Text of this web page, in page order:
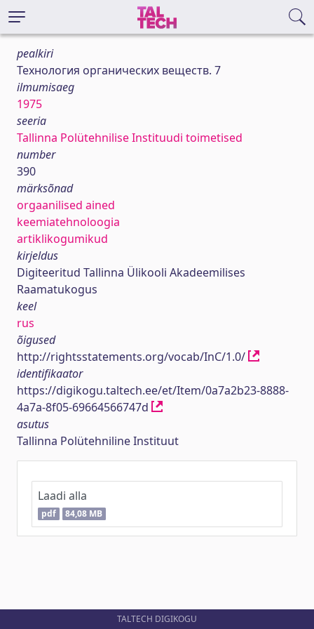
pealkiri
Технология органических веществ. 7
ilmumisaeg
1975
seeria
Tallinna Polütehnilise Instituudi toimetised
number
390
märksõnad
orgaanilised ained
keemiatehnoloogia
artiklikogumikud
kirjeldus
Digiteeritud Tallinna Ülikooli Akadeemilises
Raamatukogus
keel
rus
õigused
http://rightsstatements.org/vocab/InC/1.0/
identifikaator
https://digikogu.taltech.ee/et/Item/0a7a2b23-8888-
4a7a-8f05-69664566747d
asutus
Tallinna Polütehniline Instituut
Laadi alla
pdf 84,08 MB
TALTECH DIGIKOGU